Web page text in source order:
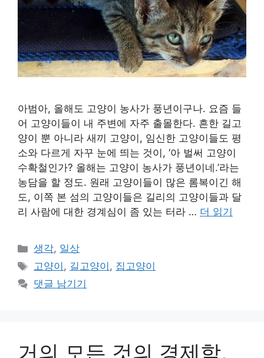
아범아, 올해도 고양이 농사가 풍년이구나. 요즘 들
어 고양이들이 내 주변에 자주 출몰한다. 흔한 길고
양이 뿐 아니라 새끼 고양이, 임신한 고양이들도 평
소와 다르게 자꾸 눈에 띄는 것이, ‘아 벌써 고양이
수확철인가? 올해는 고양이 농사가 풍년이네.’라는
농담을 할 정도. 원래 고양이들이 많은 롬복이긴 해
도, 이쪽 본 섬의 고양이들은 길리의 고양이들과 달
리 사람에 대한 경계심이 좀 있는 터라 … 더 읽기
카
테
리
생각, 일상
태
그
고양이 , 길고양이 , 집고양이
댓글 남기기
거의 모든 것의 경제학,